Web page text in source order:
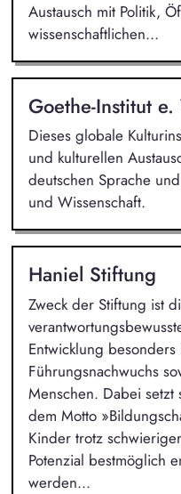
Austausch mit Politik,
wissenschaftlichen...
Goethe-Institut e.
Dieses globale
und kulturellen
deutschen Sprache
und Wissenschaft.
Haniel Stiftung
Zweck der Stiftung ist
Entwicklung besonders
Führungsnachwuchs
Menschen. Dabei
dem Motto
Kinder trotz
Potenzial bestmöglich
werden...